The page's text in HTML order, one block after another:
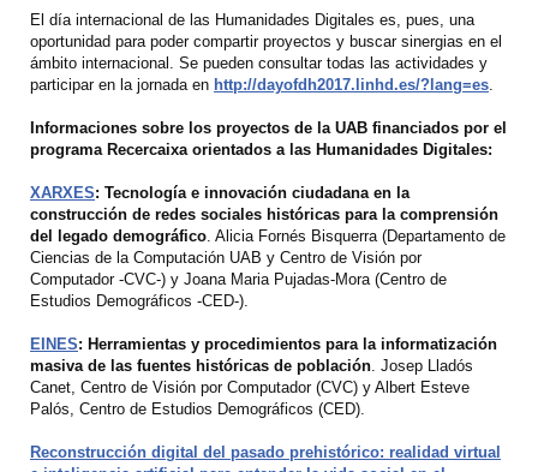
El día internacional de las Humanidades Digitales es, pues, una
oportunidad para poder compartir proyectos y buscar sinergias en el
ámbito internacional. Se pueden consultar todas las actividades y
participar en la jornada en http://dayofdh2017.linhd.es/?lang=es.
Informaciones sobre los proyectos de la UAB financiados por el
programa Recercaixa orientados a las Humanidades Digitales:
XARXES: Tecnología e innovación ciudadana en la
construcción de redes sociales históricas para la comprensión
del legado demográfico. Alicia Fornés Bisquerra (Departamento de
Ciencias de la Computación UAB y Centro de Visión por
Computador -CVC-) y Joana Maria Pujadas-Mora (Centro de
Estudios Demográficos -CED-).
EINES: Herramientas y procedimientos para la informatización
masiva de las fuentes históricas de población. Josep Lladós
Canet, Centro de Visión por Computador (CVC) y Albert Esteve
Palós, Centro de Estudios Demográficos (CED).
Reconstrucción digital del pasado prehistórico: realidad virtual